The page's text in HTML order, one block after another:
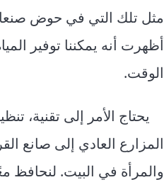
مثل تلك التي في حوض
أظهرت أنه يمكننا توفير
الوقت.
يحتاج الأمر إلى تقنية،
المزارع العادي إلى صانع
والمرأة في البيت. لنحافظ